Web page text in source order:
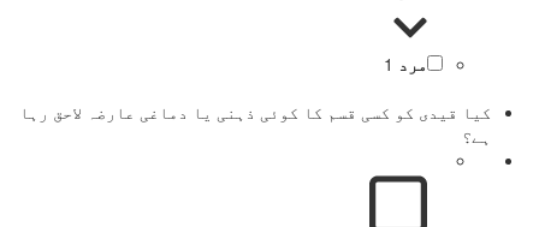
مرد 1
کیا قیدی کو کسی قسم کا کوئی ذہنی یا دماغی عارضہ لاحق رہا
ہے؟